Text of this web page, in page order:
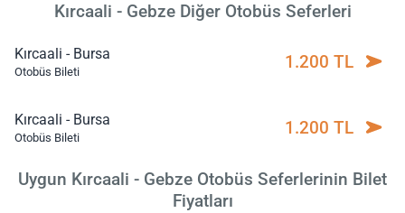
Kırcaali - Gebze Diğer Otobüs Seferleri
Kırcaali - Bursa
Otobüs Bileti 1.200 TL
Kırcaali - Bursa
Otobüs Bileti 1.200 TL
Uygun Kırcaali - Gebze Otobüs Seferlerinin Bilet
Fiyatları